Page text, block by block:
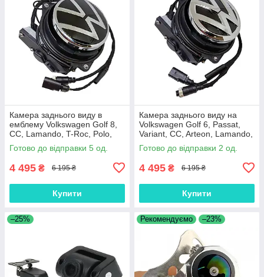
Камера заднього виду в
емблему Volkswagen Golf 8,
CC, Lamando, T-Roc, Polo,
Arteon, Beetle AHD1080P,
CVBS Gold Fisheye
Готово до відправки 5 од.
4 495 ₴ 6 195 ₴
Купити
Камера заднього виду на
Volkswagen Golf 6, Passat,
Variant, CC, Arteon, Lamando,
Beetle, T-Roc,Eos, Polo
AHD1080P CVBS Gold Fishey
Готово до відправки 2 од.
4 495 ₴ 6 195 ₴
Купити
–25% Рекомендуємо –23%